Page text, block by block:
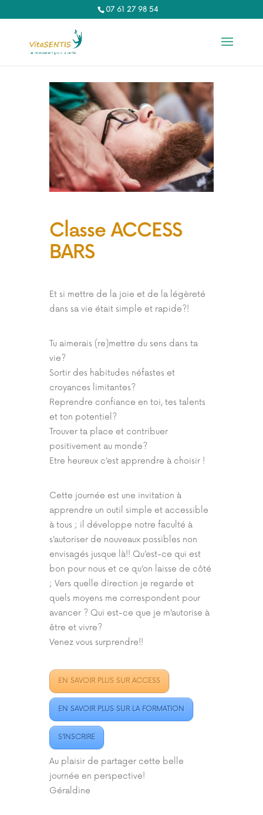
07 61 27 98 54‬
Classe ACCESS
BARS
Et si mettre de la joie et de la légèreté
dans sa vie était simple et rapide?!
Tu aimerais (re)mettre du sens dans ta
vie?
Sortir des habitudes néfastes et
croyances limitantes?
Reprendre confiance en toi, tes talents
et ton potentiel?
Trouver ta place et contribuer
positivement au monde?
Etre heureux c’est apprendre à choisir !
Cette journée est une invitation à
apprendre un outil simple et accessible
à tous ; il développe notre faculté à
s’autoriser de nouveaux possibles non
envisagés jusque là!! Qu’est-ce qui est
bon pour nous et ce qu’on laisse de côté
; Vers quelle direction je regarde et
quels moyens me correspondent pour
avancer ? Qui est-ce que je m’autorise à
être et vivre?
Venez vous surprendre!!
EN SAVOIR PLUS SUR ACCESS
EN SAVOIR PLUS SUR LA FORMATION
S’INSCRIRE
Au plaisir de partager cette belle
journée en perspective!
Géraldine